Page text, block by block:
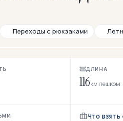
Переходы с рюкзаками
ДЛИНА
116км пешком
Что взять